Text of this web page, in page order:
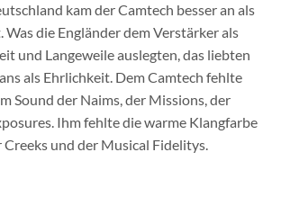
kam der Camtech besser an als
Was die Engländer dem Verstärker als
und Langeweile auslegten, das liebten
als Ehrlichkeit. Dem Camtech fehlte
Sound der Naims, der Missions, der
Ihm fehlte die warme Klangfarbe
Creeks und der Musical Fidelitys.